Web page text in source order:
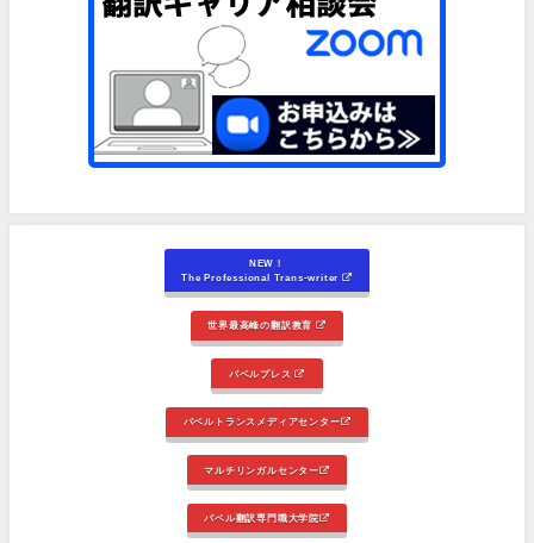
NEW！
The Professional Trans-writer
世界最高峰の翻訳教育
バベルプレス
バベルトランスメディアセンター
マルチリンガルセンター
バベル翻訳専門職大学院